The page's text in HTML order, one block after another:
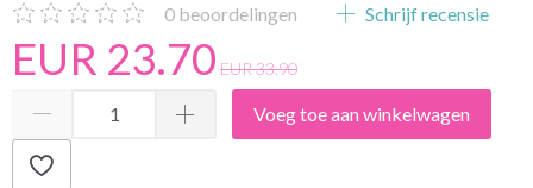
0 beoordelingen Schrijf recensie
EUR 23.70 EUR 33.90
Voeg toe aan winkelwagen